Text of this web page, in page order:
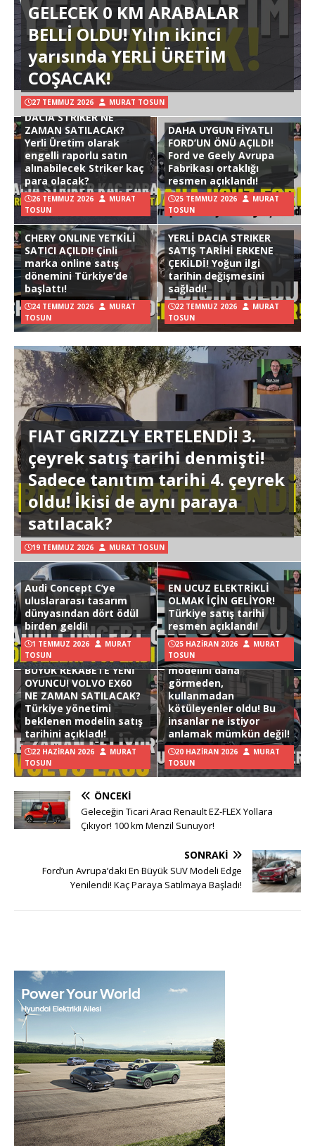
GELECEK 0 KM ARABALAR
BELLİ OLDU! Yılın ikinci
yarısında YERLİ ÜRETİM
COŞACAK!
27 TEMMUZ 2026 MURAT TOSUN
DACIA STRIKER NE
ZAMAN SATILACAK?
Yerli Üretim olarak
engelli raporlu satın
alınabilecek Striker kaç
para olacak?
26 TEMMUZ 2026
MURAT
TOSUN
DAHA UYGUN FİYATLI
FORD’UN ÖNÜ AÇILDI!
Ford ve Geely Avrupa
Fabrikası ortaklığı
resmen açıklandı!
25 TEMMUZ 2026
MURAT
TOSUN
CHERY ONLINE YETKİLİ
SATICI AÇILDI! Çinli
marka online satış
dönemini Türkiye’de
başlattı!
24 TEMMUZ 2026
MURAT
TOSUN
YERLİ DACIA STRIKER
SATIŞ TARİHİ ERKENE
ÇEKİLDİ! Yoğun ilgi
tarihin değişmesini
sağladı!
22 TEMMUZ 2026
MURAT
TOSUN
FIAT GRIZZLY ERTELENDİ! 3.
çeyrek satış tarihi denmişti!
Sadece tanıtım tarihi 4. çeyrek
oldu! İkisi de aynı paraya
satılacak?
19 TEMMUZ 2026 MURAT TOSUN
Audi Concept C’ye
uluslararası tasarım
dünyasından dört ödül
birden geldi!
1 TEMMUZ 2026
MURAT
TOSUN
EN UCUZ ELEKTRİKLİ
OLMAK İÇİN GELİYOR!
Türkiye satış tarihi
resmen açıklandı!
25 HAZIRAN 2026
MURAT
TOSUN
BÜYÜK REKABETE YENİ
OYUNCU! VOLVO EX60
NE ZAMAN SATILACAK?
Türkiye yönetimi
beklenen modelin satış
tarihini açıkladı!
22 HAZIRAN 2026
MURAT
TOSUN
Hyundai Ioniq 3
modelini daha
görmeden,
kullanmadan
kötüleyenler oldu! Bu
insanlar ne istiyor
anlamak mümkün değil!
20 HAZIRAN 2026
MURAT
TOSUN
ÖNCEKI
Geleceğin Ticari Aracı Renault EZ-FLEX Yollara
Çıkıyor! 100 km Menzil Sunuyor!
SONRAKI
Ford’un Avrupa’daki En Büyük SUV Modeli Edge
Yenilendi! Kaç Paraya Satılmaya Başladı!